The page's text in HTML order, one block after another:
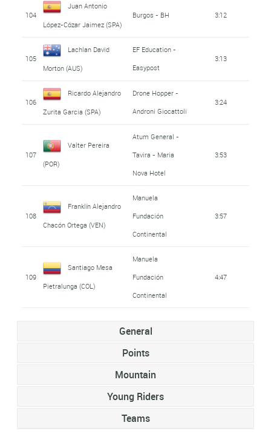
104
Juan Antonio
López-Cózar Jaimez (SPA)
Burgos - BH 3:12
105
Lachlan David
Morton (AUS)
EF Education -
Easypost
3:13
106
Ricardo Alejandro
Zurita Garcia (SPA)
Drone Hopper -
Androni Giocattoli
3:24
107
Valter Pereira
(POR)
Atum General -
Tavira - Maria
Nova Hotel
3:53
108
Franklín Alejandro
Chacón Ortega (VEN)
Manuela
Fundación
Continental
3:57
109
Santiago Mesa
Pietralunga (COL)
Manuela
Fundación
Continental
4:47
General
Points
Mountain
Young Riders
Teams